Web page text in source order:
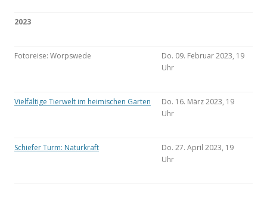
2023
Fotoreise: Worpswede
Do. 09. Februar 2023, 19
Uhr
Vielfältige Tierwelt im heimischen Garten
Do. 16. März 2023, 19
Uhr
Schiefer Turm: Naturkraft
Do. 27. April 2023, 19
Uhr